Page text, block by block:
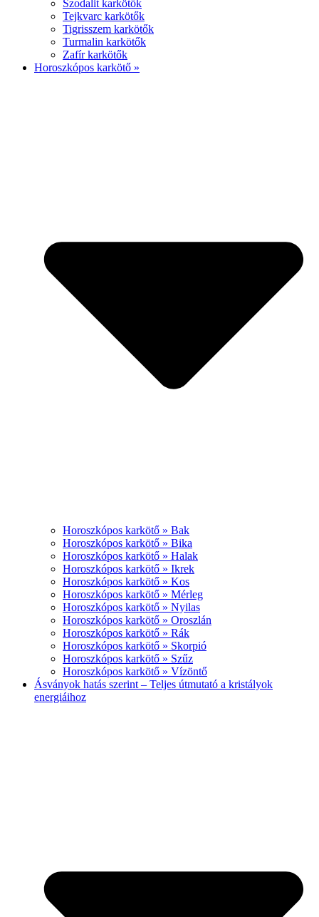
Szodalit karkötők
Tejkvarc karkötők
Tigrisszem karkötők
Turmalin karkötők
Zafír karkötők
Horoszkópos karkötő »
Horoszkópos karkötő » Bak
Horoszkópos karkötő » Bika
Horoszkópos karkötő » Halak
Horoszkópos karkötő » Ikrek
Horoszkópos karkötő » Kos
Horoszkópos karkötő » Mérleg
Horoszkópos karkötő » Nyilas
Horoszkópos karkötő » Oroszlán
Horoszkópos karkötő » Rák
Horoszkópos karkötő » Skorpió
Horoszkópos karkötő » Szűz
Horoszkópos karkötő » Vízöntő
Ásványok hatás szerint – Teljes útmutató a kristályok
energiáihoz